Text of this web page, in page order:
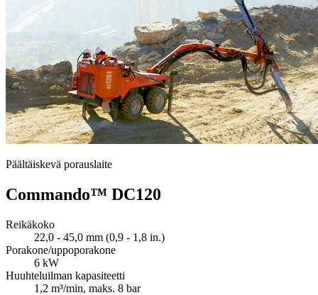
Päältäiskevä porauslaite
Commando™ DC120
Reikäkoko
22,0 - 45,0 mm (0,9 - 1,8 in.)
Porakone/uppoporakone
6 kW
Huuhteluilman kapasiteetti
1,2 m³/min, maks. 8 bar